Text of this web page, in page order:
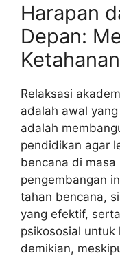
Harapan
Depan:
Relaksasi
adalah awal
adalah
pendidikan agar
bencana di
pengembangan
tahan bencana,
yang efektif,
psikososial untuk
demikian,